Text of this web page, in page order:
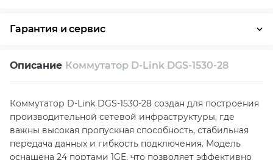
Гарантия и сервис
Собственный сервисный центр
Описание Коммутатор D-Link DGS-1530-28
Коммутатор D-Link DGS-1530-28 создан для построения
производительной сетевой инфраструктуры, где
важны высокая пропускная способность, стабильная
передача данных и гибкость подключения. Модель
оснащена 24 портами 1GE, что позволяет эффективно